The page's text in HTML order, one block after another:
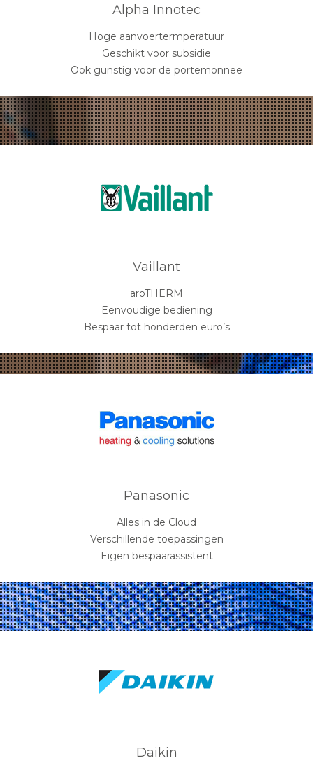
Alpha Innotec
Hoge aanvoertermperatuur
Geschikt voor subsidie
Ook gunstig voor de portemonnee
Vaillant
aroTHERM
Eenvoudige bediening
Bespaar tot honderden euro’s
Panasonic
Alles in de Cloud
Verschillende toepassingen
Eigen bespaarassistent
Daikin